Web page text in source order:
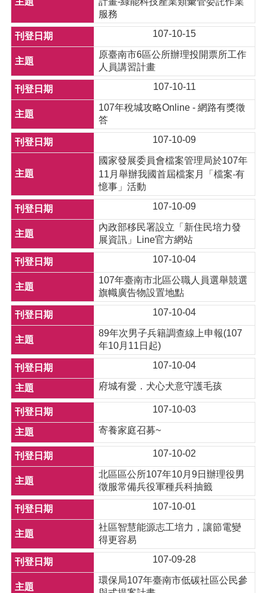
服務
107-10-15
原臺南市6區公所辦理投開票所工作
人員講習計畫
107-10-11
107年稅城攻略Online - 網路有獎徵
答
107-10-09
國家發展委員會檔案管理局於107年
11月舉辦我國首屆檔案月「檔案‧有
憶事」活動
107-10-09
內政部移民署設立「新住民培力發
展資訊」Line官方網站
107-10-04
107年臺南市北區公職人員選舉競選
旗幟廣告物設置地點
107-10-04
89年次男子兵籍調查線上申報(107
年10月11日起)
107-10-04
府城有愛．犬心犬意守護毛孩
107-10-03
寄養家庭召募~
107-10-02
北區區公所107年10月9日辦理役男
徵服常備兵役軍種兵科抽籤
107-10-01
社區智慧能源志工培力，讓節電變
得更容易
107-09-28
環保局107年臺南市低碳社區公民參